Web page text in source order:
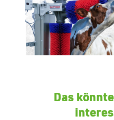
Das